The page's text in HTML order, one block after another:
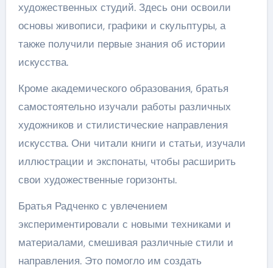
художественных студий. Здесь они освоили
основы живописи, графики и скульптуры, а
также получили первые знания об истории
искусства.
Кроме академического образования, братья
самостоятельно изучали работы различных
художников и стилистические направления
искусства. Они читали книги и статьи, изучали
иллюстрации и экспонаты, чтобы расширить
свои художественные горизонты.
Братья Радченко с увлечением
экспериментировали с новыми техниками и
материалами, смешивая различные стили и
направления. Это помогло им создать